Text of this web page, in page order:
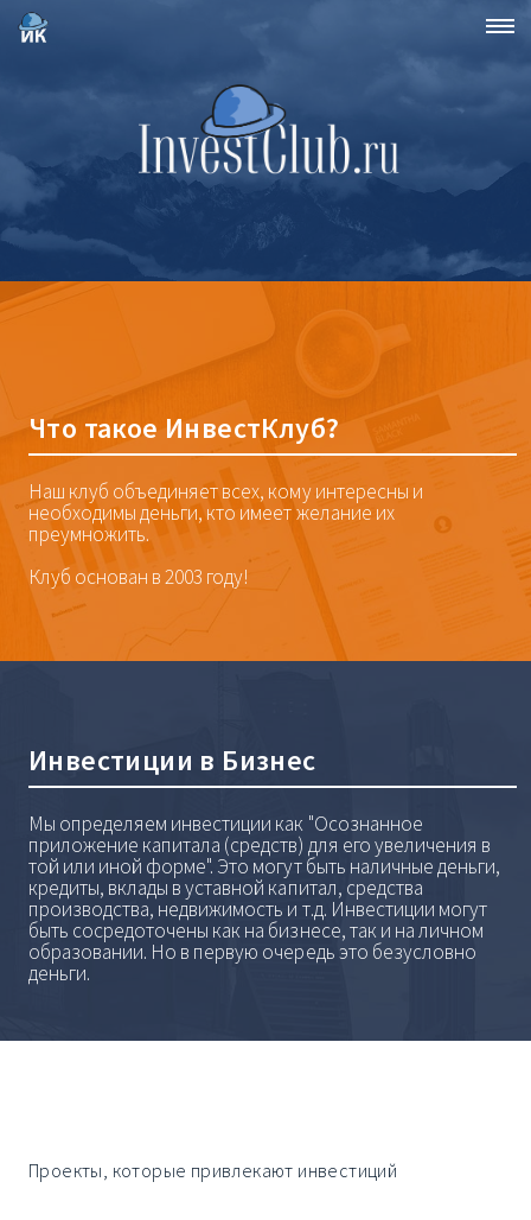
Что такое ИнвестКлуб?
Наш клуб объединяет всех, кому интересны и
необходимы деньги, кто имеет желание их
преумножить.
Клуб основан в 2003 году!
Инвестиции в Бизнес
Мы определяем инвестиции как "Осознанное
приложение капитала (средств) для его увеличения в
той или иной форме". Это могут быть наличные деньги,
кредиты, вклады в уставной капитал, средства
производства, недвижимость и т.д. Инвестиции могут
быть сосредоточены как на бизнесе, так и на личном
образовании. Но в первую очередь это безусловно
деньги.
Проекты, которые привлекают инвестиций